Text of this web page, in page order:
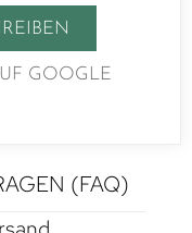
GOOGLE
(FAQ)